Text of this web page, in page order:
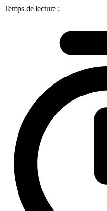
Temps de lecture :